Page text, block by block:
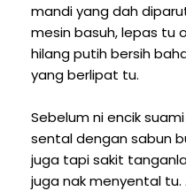
mandi yang dah
mesin basuh, lepas tu
hilang putih bersih
yang berlipat tu.
Sebelum ni encik
sental dengan sabun
juga tapi sakit
juga nak menyental